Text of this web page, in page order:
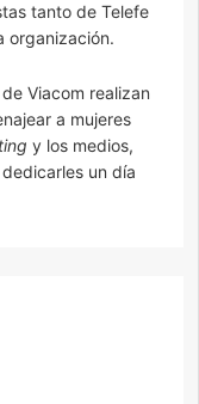
tanto de Telefe
organización.
Viacom realizan
a mujeres
y los medios,
un día